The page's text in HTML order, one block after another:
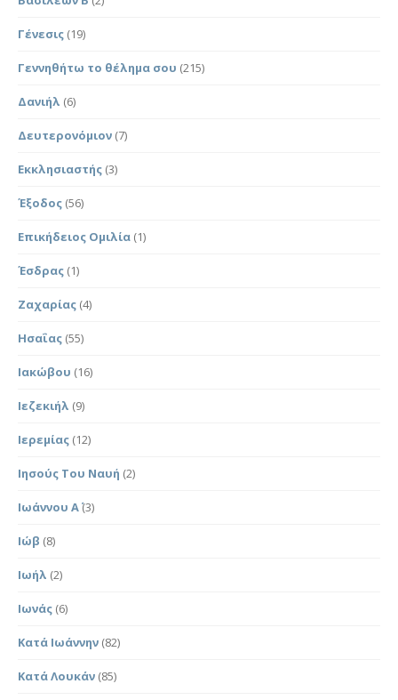
Γένεσις (19)
Γεννηθήτω το θέλημα σου (215)
Δανιήλ (6)
Δευτερονόμιον (7)
Εκκλησιαστής (3)
Έξοδος (56)
Επικήδειος Ομιλία (1)
Έσδρας (1)
Ζαχαρίας (4)
Ησαΐας (55)
Ιακώβου (16)
Ιεζεκιήλ (9)
Ιερεμίας (12)
Ιησούς Του Ναυή (2)
Ιωάννου Α΄(3)
Ιώβ (8)
Ιωήλ (2)
Ιωνάς (6)
Κατά Ιωάννην (82)
Κατά Λουκάν (85)